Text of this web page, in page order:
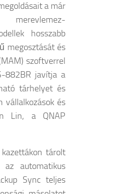
a már
hosszabb
megosztását és
szoftverrel
882BR javítja a
tárhelyet és
vállalkozások és
Lin, a QNAP
tárolt
automatikus
Sync teljes